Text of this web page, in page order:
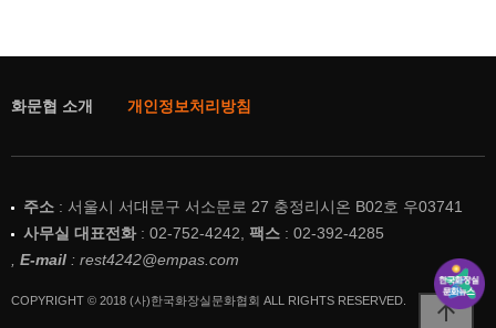
화문협 소개 개인정보처리방침
주소 : 서울시 서대문구 서소문로 27 충정리시온 B02호 우03741
사무실 대표전화: 02-752-4242, 팩스 : 02-392-4285
E-mail : rest4242@empas.com
COPYRIGHT © 2018 (사)한국화장실문화협회 ALL RIGHTS RESERVED. arrow_upward